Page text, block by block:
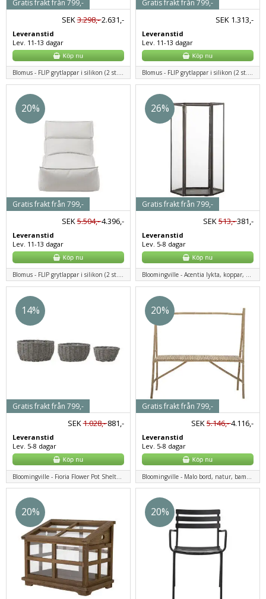
SEK3.298,-2.631,-
Leveranstid
Lev. 11-13 dagar
Gratis frakt från 799,-
Blomus - FLIP grytlappar i silikon (2 st.) - benvit
SEK 1.313,-
Leveranstid
Lev. 11-13 dagar
Gratis frakt från 799,-
Blomus - FLIP grytlappar i silikon (2 st.) - benvit
20%
SEK5.504,-4.396,-
Leveranstid
Lev. 11-13 dagar
Gratis frakt från 799,-
Blomus - FLIP grytlappar i silikon (2 st.) - benvit
26%
SEK513,-381,-
Leveranstid
Lev. 5-8 dagar
Gratis frakt från 799,-
Bloomingville - Acentia lykta, koppar, glas
14%
SEK1.028,-881,-
Leveranstid
Lev. 5-8 dagar
Gratis frakt från 799,-
20%
SEK5.146,-4.116,-
Leveranstid
Lev. 5-8 dagar
Gratis frakt från 799,-
20% 20%